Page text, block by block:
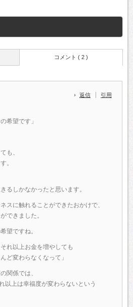
コメント ( 2 )
返信 引用
希望です」
も、
。
るしかなかったと思います。
スに触れることができたおかけで、
できました。
望ですね。
れ以上お金を増やしても
ど変わらなくなって」
関係では、
以上は幸福度が変わらないという